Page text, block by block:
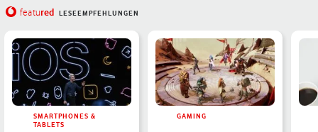
featured LESEEMPFEHLUNGEN
SMARTPHONES &
TABLETS
GAMING